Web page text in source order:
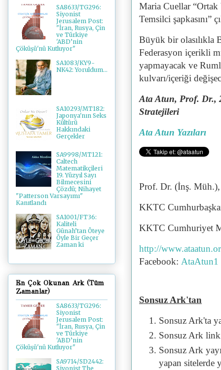
Maria Cuellar “Ortak
Temsilci şapkasını”
Büyük bir olasılıkla
Federasyon içerikli
yapmayacak ve
kulvarı/içeriği
Ata Atun, Prof. Dr.,
Stratejileri
Ata Atun Yazıları
Prof. Dr. (İnş.
KKTC
KKTC Cumhuriyet
http://
Facebook: AtaAtun1
Sonsuz Ark'tan
Sonsuz Ark'ta
Sonsuz Ark
Sonsuz Ark
yapan sitelerde
SA8633/TG296:
Siyonist
Jerusalem Post:
"İran, Rusya, Çin
ve Türkiye
'ABD’nin
Çöküşü'nü Kutluyor"
SA1083/KY9-
NK42: Yoruldum...
SA10293/MT182:
Japonya'nın Seks
Kültürü
Hakkındaki
Gerçekler
SA9998/MT121:
Caltech
Matematikçileri
19. Yüzyıl Sayı
Bilmecesini
Çözdü; Nihayet
"Patterson Varsayımı"
Kanıtlandı
SA1001/FT36:
Kaliteli
Günah’tan Öteye
Öyle Bir Geçer
Zaman ki
En Çok Okunan Ark (Tüm
Zamanlar)
SA8633/TG296:
Siyonist
Jerusalem Post:
"İran, Rusya, Çin
ve Türkiye
'ABD’nin
Çöküşü'nü Kutluyor"
SA9714/SD2442:
Siyonist The